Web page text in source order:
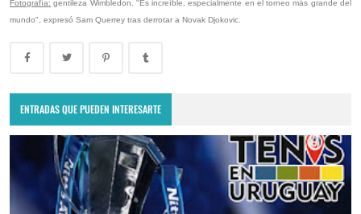
Fotografía: gentileza Wimbledon. "Es increíble, especialmente en el torneo más grande del
mundo", expresó Sam Querrey tras derrotar a Novak Djokovic.
ENTRADAS QUE PUEDEN INTERESARTE